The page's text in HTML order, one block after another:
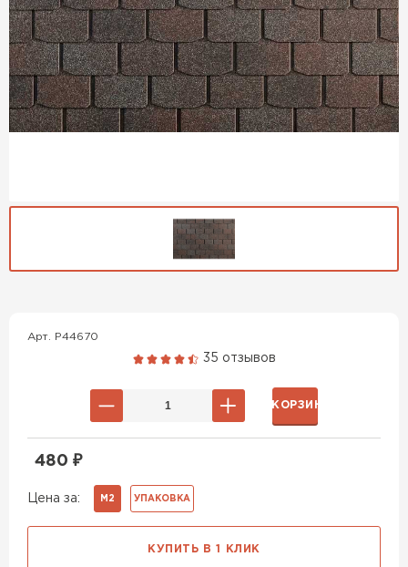
Арт. P44670
35 отзывов
Цена за: М2 УПАКОВКА
480 ₽
В КОРЗИНУ
КУПИТЬ В 1 КЛИК